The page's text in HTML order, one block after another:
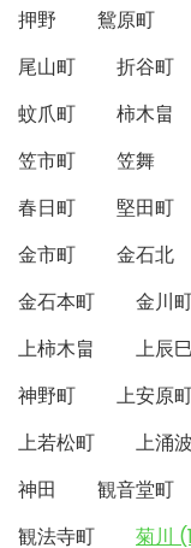
押野
鴛原町
尾山町
折谷町
蚊爪町
柿木畠
笠市町
笠舞
春日町
堅田町
金市町
金石北
金石本町
金川
上柿木畠
上辰
神野町
上安原
上若松町
上涌
神田
観音堂町
観法寺町
菊川